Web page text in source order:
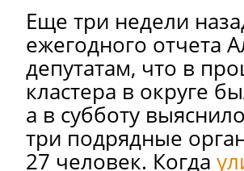
Еще три недели
ежегодного отчета
депутатам, что в
кластера в округе
а в субботу
три подрядные
27 человек. Когда